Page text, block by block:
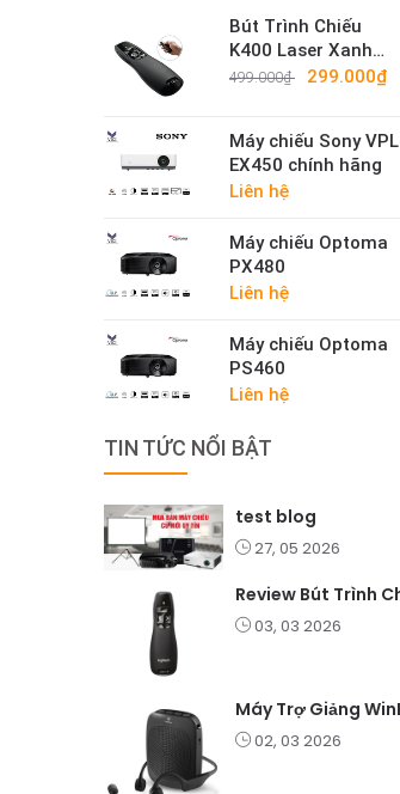
Bút Trình Chiếu
K400 Laser Xanh
Cao Cấp – Bút Trình
499.000₫ 299.000₫
Máy chiếu Sony VPL
EX450 chính hãng
Liên hệ
Máy chiếu Optoma
PX480
Liên hệ
Máy chiếu Optoma
PS460
Liên hệ
TIN TỨC NỔI BẬT
test blog
27, 05 2026
03, 03 2026
02, 03 2026